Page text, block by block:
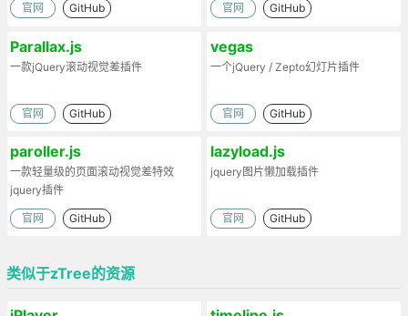
官网 GitHub 官网 GitHub
Parallax.js
一款jQuery滚动视觉差插件
官网 GitHub
vegas
一个jQuery / Zepto幻灯片插件
官网 GitHub
paroller.js
一款轻量级的页面滚动视觉差特效
jquery插件
官网 GitHub
lazyload.js
jquery图片懒加载插件
官网 GitHub
类似于zTree的资源